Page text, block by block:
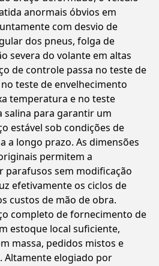
anormais óbvios em
com desvio de
dos pneus, folga de
severa do volante em altas
de controle passa no teste de
teste de envelhecimento
temperatura e no teste
salina para garantir um
estável sob condições de
a longo prazo. As dimensões
permitem a
sem modificação
efetivamente os ciclos de
custos de mão de obra.
completo de fornecimento de
estoque local suficiente,
massa, pedidos mistos e
Altamente elogiado por